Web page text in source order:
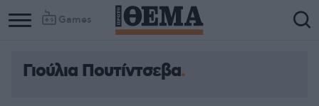
Games
Γιούλια Πουτίντσεβα